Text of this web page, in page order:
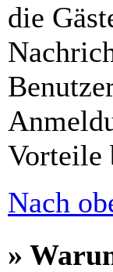
die
Vorteile
Nach
»